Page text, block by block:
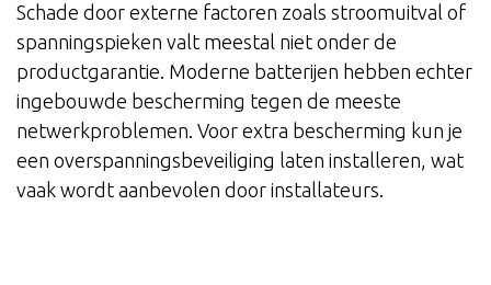
Schade door externe factoren zoals stroomuitval of
spanningspieken valt meestal niet onder de
productgarantie. Moderne batterijen hebben echter
ingebouwde bescherming tegen de meeste
netwerkproblemen. Voor extra bescherming kun je
een overspanningsbeveiliging laten installeren, wat
vaak wordt aanbevolen door installateurs.